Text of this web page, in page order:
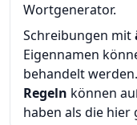
Wortgenerator.
Schreibungen mit
Eigennamen
behandelt werden.
Regeln können
haben als die hier